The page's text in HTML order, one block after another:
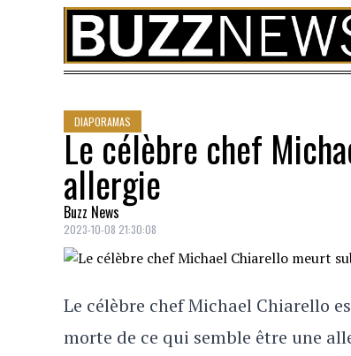
Skip to content
DIAPORAMAS
Le célèbre chef
allergie
Buzz News
2023-10-08 21:30:08
Le célèbre chef Michael Chiarello
morte de ce qui semble être une